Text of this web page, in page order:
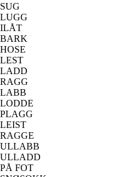
SUG
LUGG
ILÅT
BARK
HOSE
LEST
LADD
RAGG
LABB
LODDE
PLAGG
LEIST
RAGGE
ULLABB
ULLADD
PÅ FOT